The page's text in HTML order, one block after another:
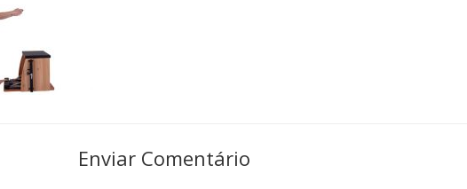
Enviar Comentário